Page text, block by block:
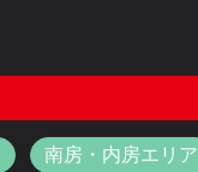
南房・内房エリア